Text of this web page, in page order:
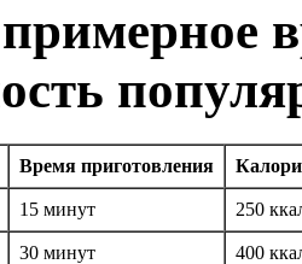
Время приготовления
15 минут 250
30 минут 400